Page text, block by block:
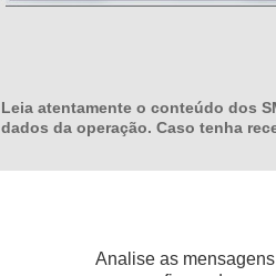
Leia atentamente o conteúdo dos
dados da operação. Caso tenha
Analise as